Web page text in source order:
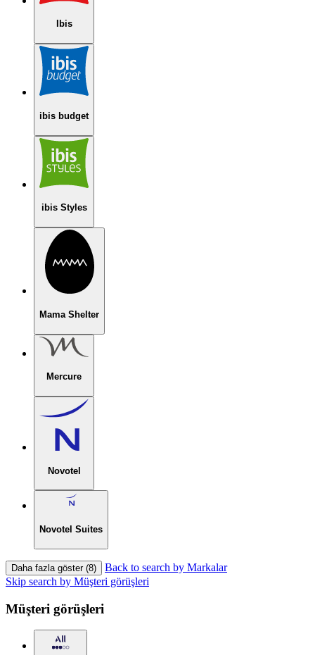
Ibis
ibis budget
ibis Styles
Mama Shelter
Mercure
Novotel
Novotel Suites
Daha fazla göster (8)
Back to search by Markalar
Skip search by Müşteri görüşleri
Müşteri görüşleri